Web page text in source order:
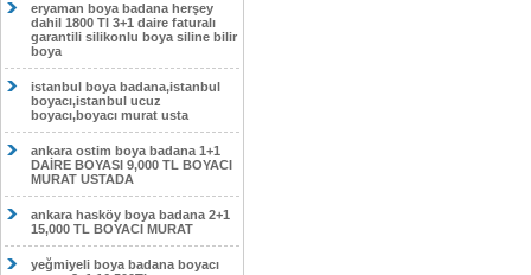
eryaman boya badana herşey
dahil 1800 Tl 3+1 daire faturalı
garantili silikonlu boya siline bilir
boya
istanbul boya badana,istanbul
boyacı,istanbul ucuz
boyacı,boyacı murat usta
ankara ostim boya badana 1+1
DAİRE BOYASI 9,000 TL BOYACI
MURAT USTADA
ankara hasköy boya badana 2+1
15,000 TL BOYACI MURAT
yeğmiyeli boya badana boyacı